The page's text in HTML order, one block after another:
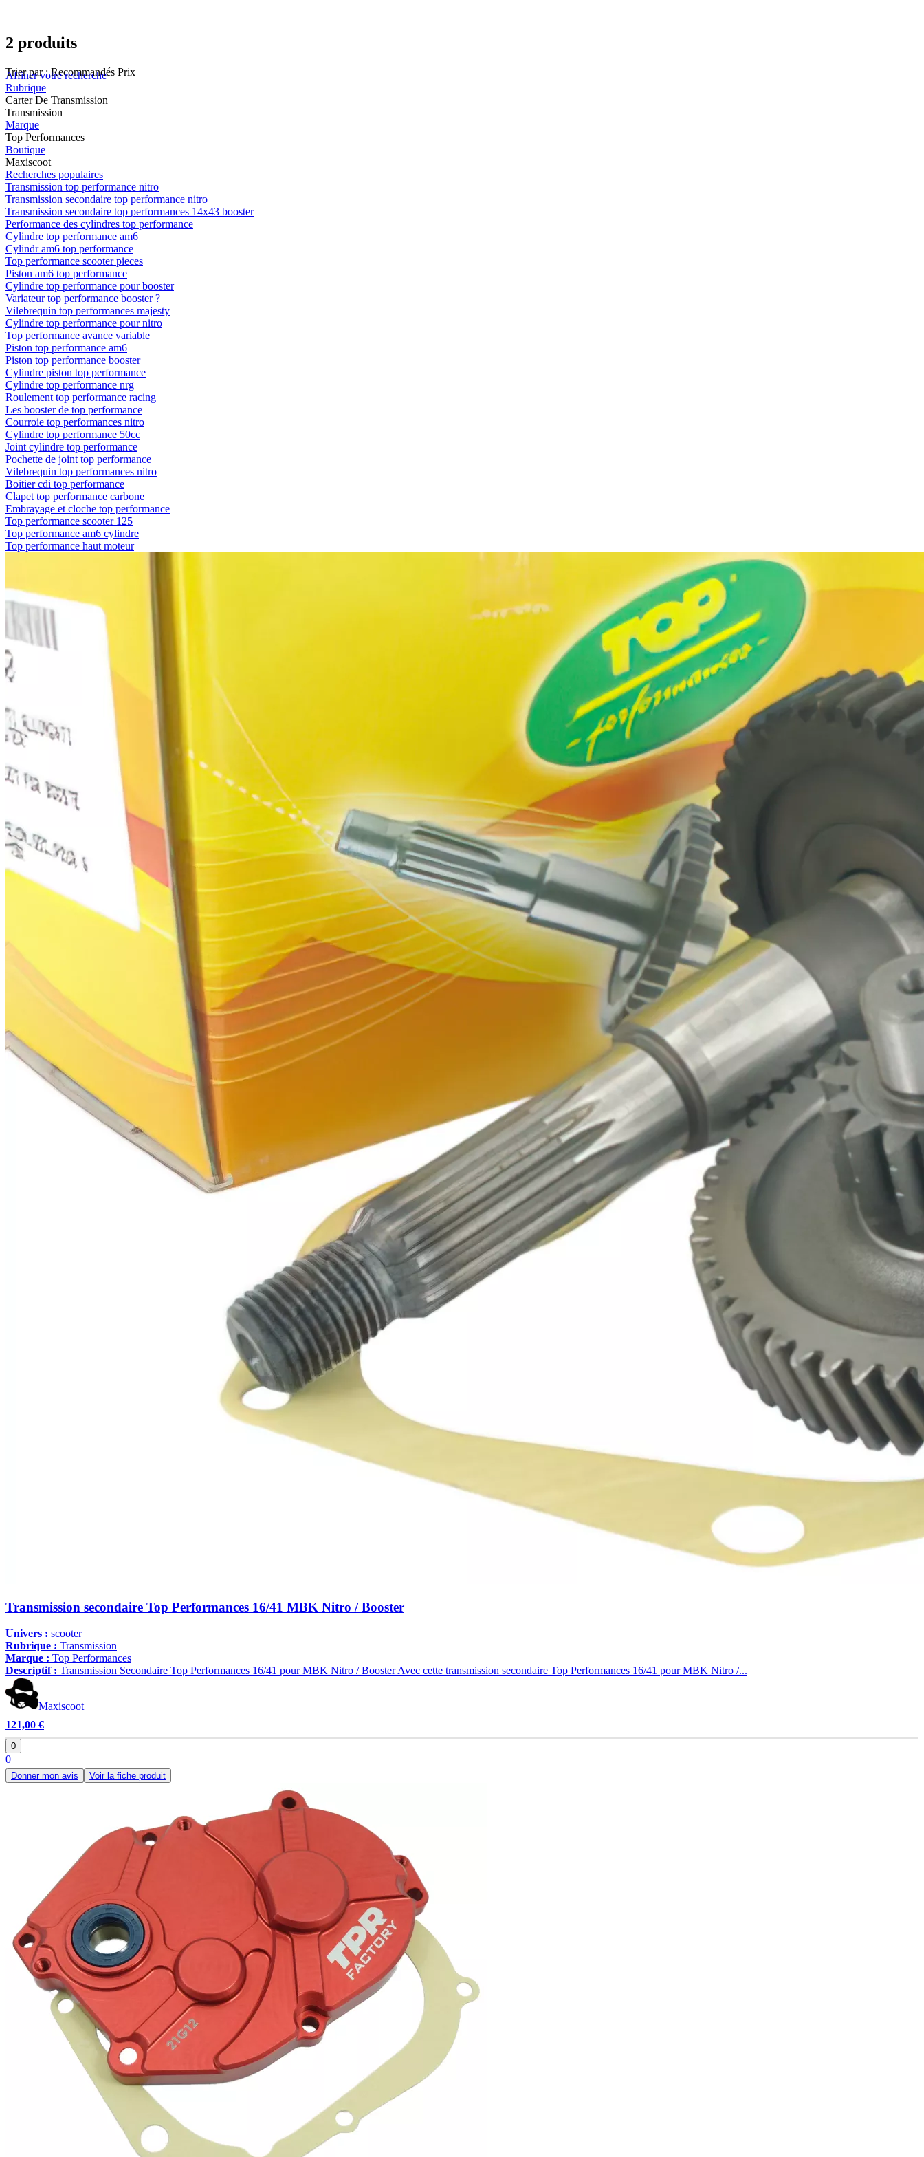
2 produits
Trier par : Recommandés Prix
Affiner votre recherche
Rubrique
Carter De Transmission
Transmission
Marque
Top Performances
Boutique
Maxiscoot
Recherches populaires
Transmission top performance nitro
Transmission secondaire top performance nitro
Transmission secondaire top performances 14x43 booster
Performance des cylindres top performance
Cylindre top performance am6
Cylindr am6 top performance
Top performance scooter pieces
Piston am6 top performance
Cylindre top performance pour booster
Variateur top performance booster ?
Vilebrequin top performances majesty
Cylindre top performance pour nitro
Top performance avance variable
Piston top performance am6
Piston top performance booster
Cylindre piston top performance
Cylindre top performance nrg
Roulement top performance racing
Les booster de top performance
Courroie top performances nitro
Cylindre top performance 50cc
Joint cylindre top performance
Pochette de joint top performance
Vilebrequin top performances nitro
Boitier cdi top performance
Clapet top performance carbone
Embrayage et cloche top performance
Top performance scooter 125
Top performance am6 cylindre
Top performance haut moteur
Transmission secondaire Top Performances 16/41 MBK Nitro / Booster
Univers : scooter
Rubrique : Transmission
Marque : Top Performances
Descriptif : Transmission Secondaire Top Performances 16/41 pour MBK Nitro / Booster Avec cette transmission secondaire Top Performances 16/41 pour MBK Nitro /...
Maxiscoot
121,00 €
0
0
Donner mon avis Voir la fiche produit